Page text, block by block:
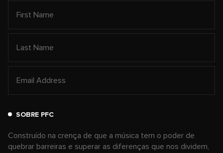
SOBRE PFC
Construído na crença de que a música tem o poder de
quebrar barreiras e superar as diferenças que nos dividem,